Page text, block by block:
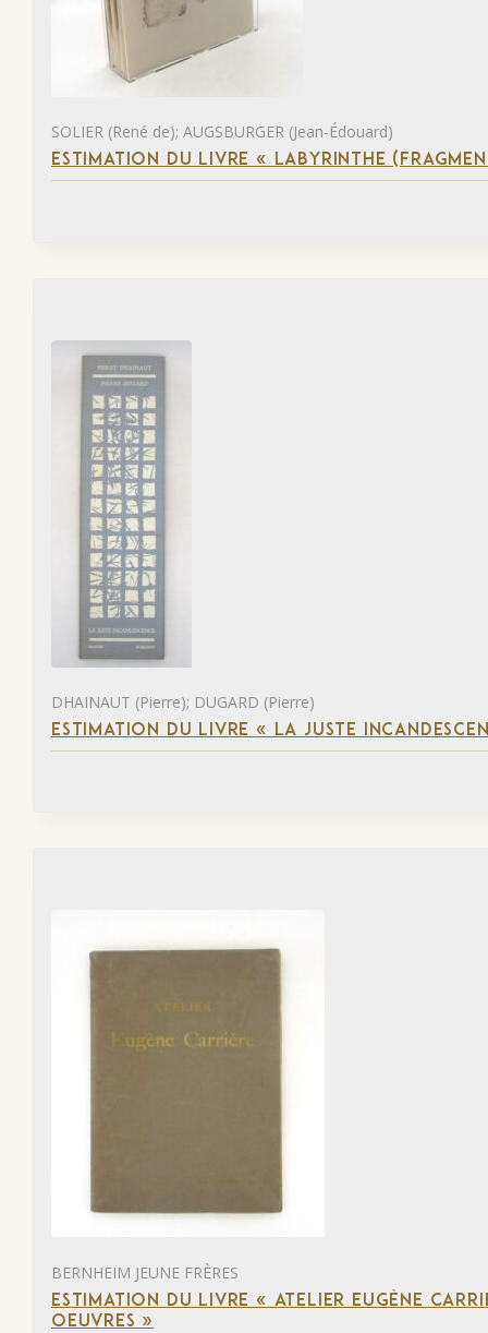
SOLIER (René de); AUGSBURGER (Jean-Édouard)
ESTIMATION DU LIVRE « LABYRINTHE
DHAINAUT (Pierre); DUGARD (Pierre)
ESTIMATION DU LIVRE « LA JUSTE
BERNHEIM JEUNE FRÈRES
ESTIMATION DU LIVRE « ATELIER EUGÈNE
OEUVRES »